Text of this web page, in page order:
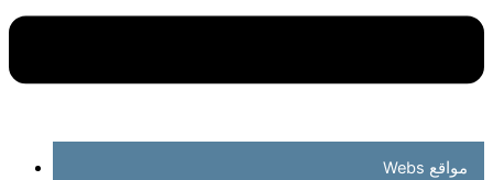
مواقع Webs